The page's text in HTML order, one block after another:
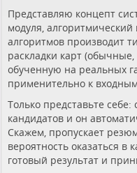
Представляю концепт
модуля,
алгоритмов производит
раскладки карт
обученную на реальных
применительно к
Только представьте себе:
кандидатов и он
Скажем, пропускает
вероятность оказаться
готовый результат и